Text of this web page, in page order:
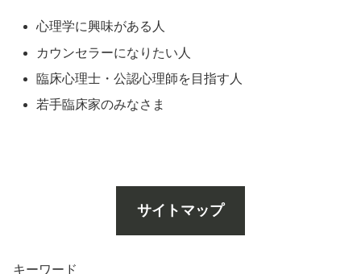
心理学に興味がある人
カウンセラーになりたい人
臨床心理士・公認心理師を目指す人
若手臨床家のみなさま
サイトマップ
キーワード